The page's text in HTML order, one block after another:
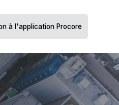
à l'application Procore